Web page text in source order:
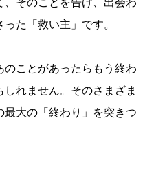
た「救い主」です。
ことがあったらもう終わ
れません。そのさまざま
大の「終わり」を突きつ